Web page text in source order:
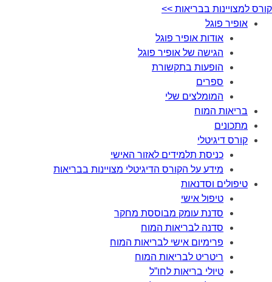
קורס למצויינות בבריאות >>
אופיר פוגל
אודות אופיר פוגל
הגישה של אופיר פוגל
הופעות בתקשורת
ספרים
המומלצים שלי
בריאות המוח
מתכונים
קורס דיגיטלי
כניסת תלמידים לאזור האישי
מידע על הקורס הדיגיטלי מצויינות בבריאות
טיפולים וסדנאות
טיפול אישי
סדנת עומק מבוססת מחקר
סדנה לבריאות המוח
פרימיום אישי לבריאות המוח
ריטריט לבריאות המוח
טיולי בריאות לחו”ל